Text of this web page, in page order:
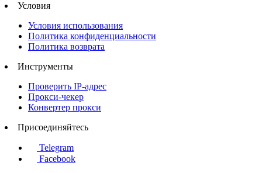
Условия
Условия использования
Политика конфиденциальности
Политика возврата
Инструменты
Проверить IP-адрес
Прокси-чекер
Конвертер прокси
Присоединяйтесь
Telegram
Facebook